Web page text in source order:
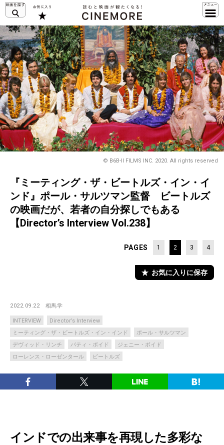
© B6B-II FILMS INC. 2020. All rights reserved
『ミーティング・ザ・ビートルズ・イン・イ
ンド』ポール・サルツマン監督 ビートルズ
の映画だが、若者の自分探しでもある
【Director’s Interview Vol.238】
PAGES 1 2 3 4
お気に入りに保存
2022.09.22 相馬学
INTERVIEW
Director’s Interview
ミーティング・ザ・ビートルズ・イン・インド
ポール・サルツマン
デヴィッド・リンチ
パティ・ボイド
ジェニー・ボイド
ローレンス・ローゼンタール
ビートルズ
インドでの出来事を再現した多彩な